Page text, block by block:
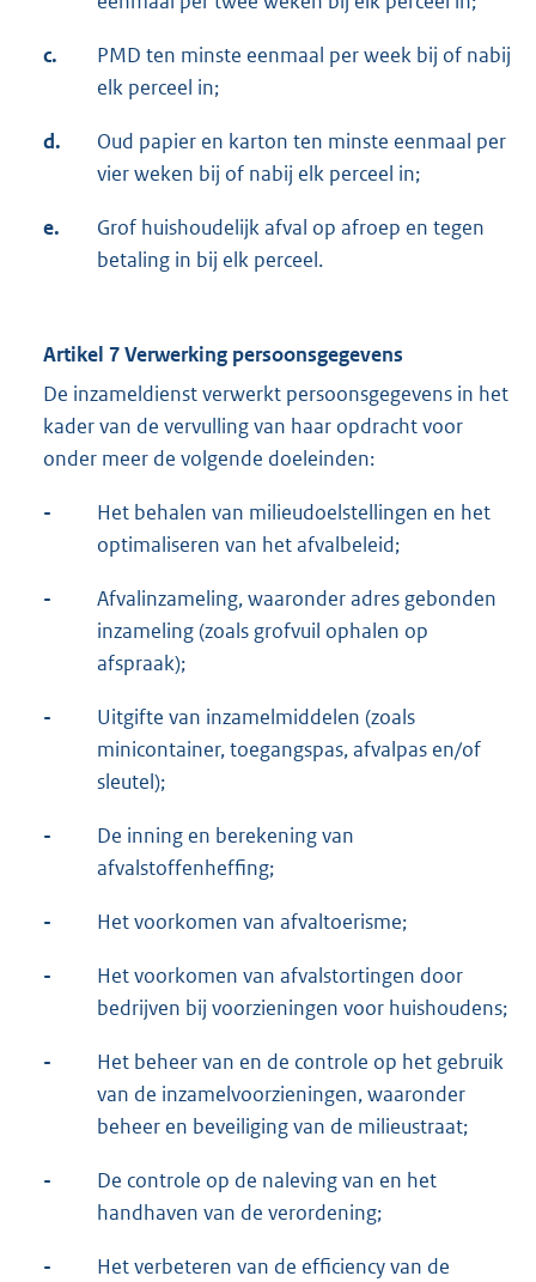
c.
PMD ten minste eenmaal per week bij of nabij
elk perceel in;
d.
Oud papier en karton ten minste eenmaal per
vier weken bij of nabij elk perceel in;
e.
Grof huishoudelijk afval op afroep en tegen
betaling in bij elk perceel.
Artikel 7 Verwerking persoonsgegevens
De inzameldienst verwerkt persoonsgegevens in het
kader van de vervulling van haar opdracht voor
onder meer de volgende doeleinden:
-
Het behalen van milieudoelstellingen en het
optimaliseren van het afvalbeleid;
-
Afvalinzameling, waaronder adres gebonden
inzameling (zoals grofvuil ophalen op
afspraak);
-
Uitgifte van inzamelmiddelen (zoals
minicontainer, toegangspas, afvalpas en/of
sleutel);
-
De inning en berekening van
afvalstoffenheffing;
- Het voorkomen van afvaltoerisme;
-
Het voorkomen van afvalstortingen door
bedrijven bij voorzieningen voor huishoudens;
-
Het beheer van en de controle op het gebruik
van de inzamelvoorzieningen, waaronder
beheer en beveiliging van de milieustraat;
-
De controle op de naleving van en het
handhaven van de verordening;
-
Het verbeteren van de efficiency van de